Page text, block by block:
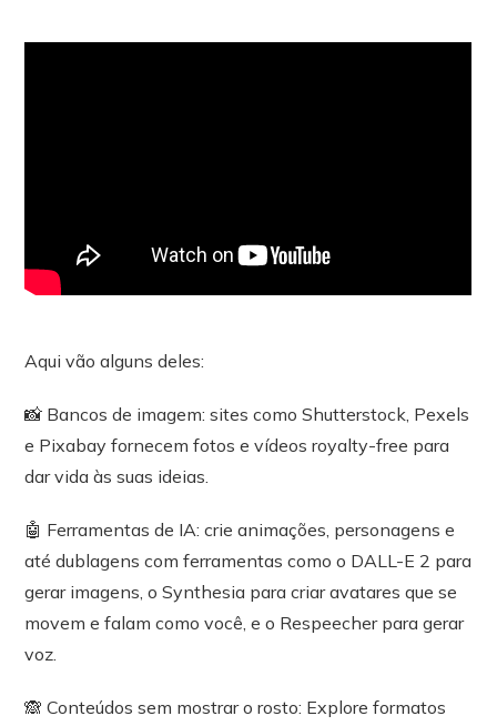
Aqui vão alguns deles:
📸 Bancos de imagem: sites como Shutterstock, Pexels
e Pixabay fornecem fotos e vídeos royalty-free para
dar vida às suas ideias.
🤖 Ferramentas de IA: crie animações, personagens e
até dublagens com ferramentas como o DALL-E 2 para
gerar imagens, o Synthesia para criar avatares que se
movem e falam como você, e o Respeecher para gerar
voz.
🙈 Conteúdos sem mostrar o rosto: Explore formatos